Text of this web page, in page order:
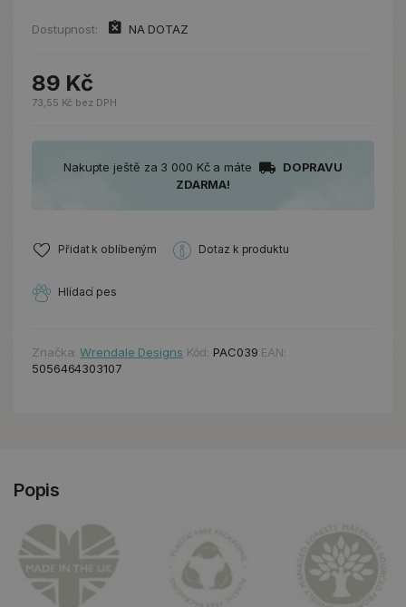
Dostupnost: NA DOTAZ
89 Kč
73,55 Kč bez DPH
Nakupte ještě za 3 000 Kč a máte
DOPRAVU
ZDARMA!
Přidat k oblíbeným Dotaz k produktu
Hlídací pes
Značka:Wrendale Designs Kód: PAC039 EAN:
5056464303107
Popis